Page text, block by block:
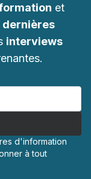
et
dernières
interviews
d'information
à tout